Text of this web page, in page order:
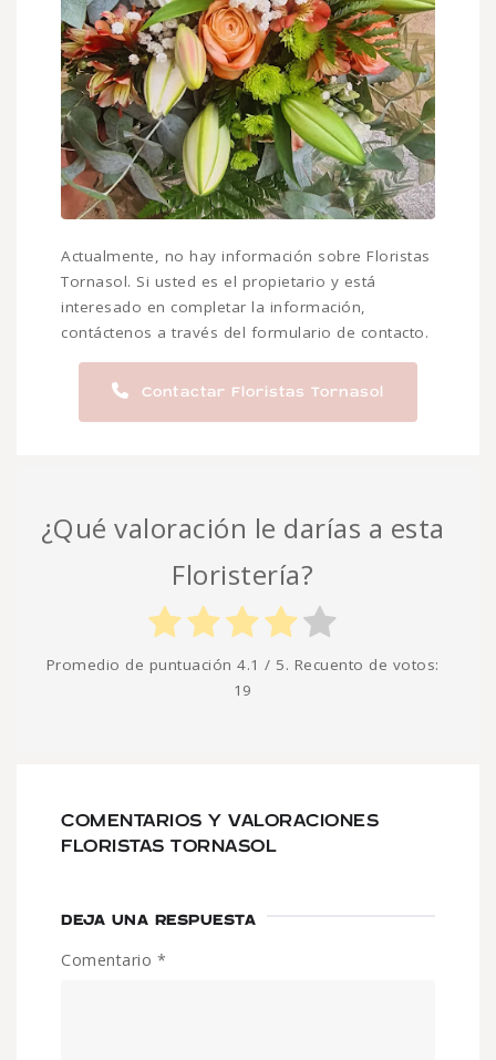
Actualmente, no hay información sobre Floristas
Tornasol. Si usted es el propietario y está
interesado en completar la información,
contáctenos a través del formulario de contacto.
Contactar Floristas Tornasol
¿Qué valoración le darías a esta
Floristería?
Promedio de puntuación 4.1 / 5. Recuento de votos:
19
COMENTARIOS Y VALORACIONES
FLORISTAS TORNASOL
DEJA UNA RESPUESTA
Comentario *